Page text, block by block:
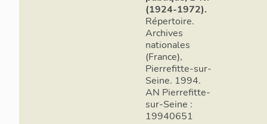
regroupant les
calendrier des
procédures de
une phase «
(1924-1972).
Répertoire.
Archives
nationales
(France),
Pierrefitte-sur-
Seine. 1994.
AN Pierrefitte-
sur-Seine :
19940651